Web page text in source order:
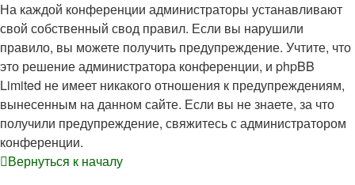
На каждой конференции администраторы устанавливают
свой собственный свод правил. Если вы нарушили
правило, вы можете получить предупреждение. Учтите, что
это решение администратора конференции, и phpBB
Limited не имеет никакого отношения к предупреждениям,
вынесенным на данном сайте. Если вы не знаете, за что
получили предупреждение, свяжитесь с администратором
конференции.
Вернуться к началу